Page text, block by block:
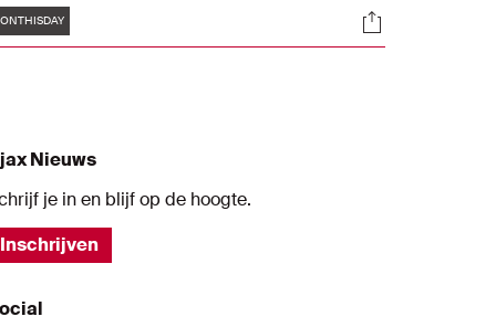
42 erin, 5 eruit. Jairo Riedewald
Christian Poulsen. De ervaren Deen
in, in de laatste linie van de
Amsterdammers. Het zijn voor hem zijn
stappen in de Eredivisie.
Socials
Nieuws
je in en blijf op de hoogte.
Inschrijven